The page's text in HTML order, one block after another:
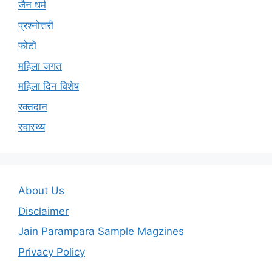
प्रश्नोत्तरी
फोटो
महिला जगत
महिला दिन विशेष
रक्तदान
स्वास्थ्य
About Us
Disclaimer
Jain Parampara Sample Magzines
Privacy Policy